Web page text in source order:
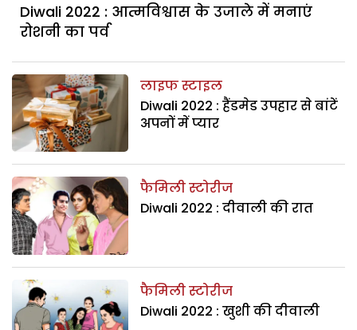
Diwali 2022 : आत्मविश्वास के उजाले में मनाएं
रोशनी का पर्व
लाइफ स्टाइल
Diwali 2022 : हैंडमेड उपहार से बांटें
अपनों में प्यार
फैमिली स्टोरीज
Diwali 2022 : दीवाली की रात
फैमिली स्टोरीज
Diwali 2022 : खुशी की दीवाली